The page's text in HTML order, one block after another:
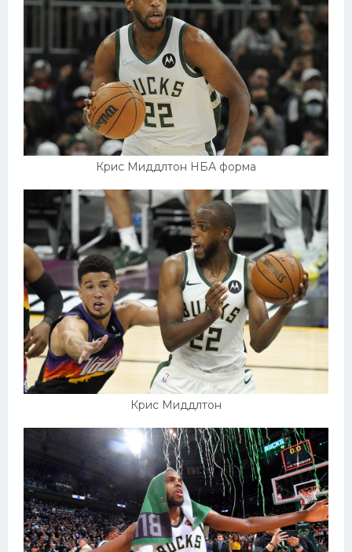
Крис Миддлтон НБА форма
Крис Миддлтон